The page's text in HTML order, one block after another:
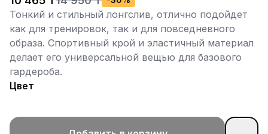
Тонкий и стильный лонгслив, отлично подойдет
как для тренировок, так и для повседневного
образа. Спортивный крой и эластичный материал
делает его универсальной вещью для базового
гардероба.
Цвет